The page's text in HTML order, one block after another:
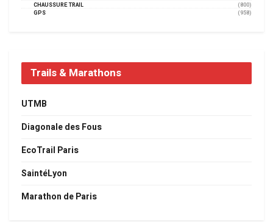
CHAUSSURE TRAIL
(800)
GPS
(958)
Trails & Marathons
UTMB
Diagonale des Fous
EcoTrail Paris
SaintéLyon
Marathon de Paris